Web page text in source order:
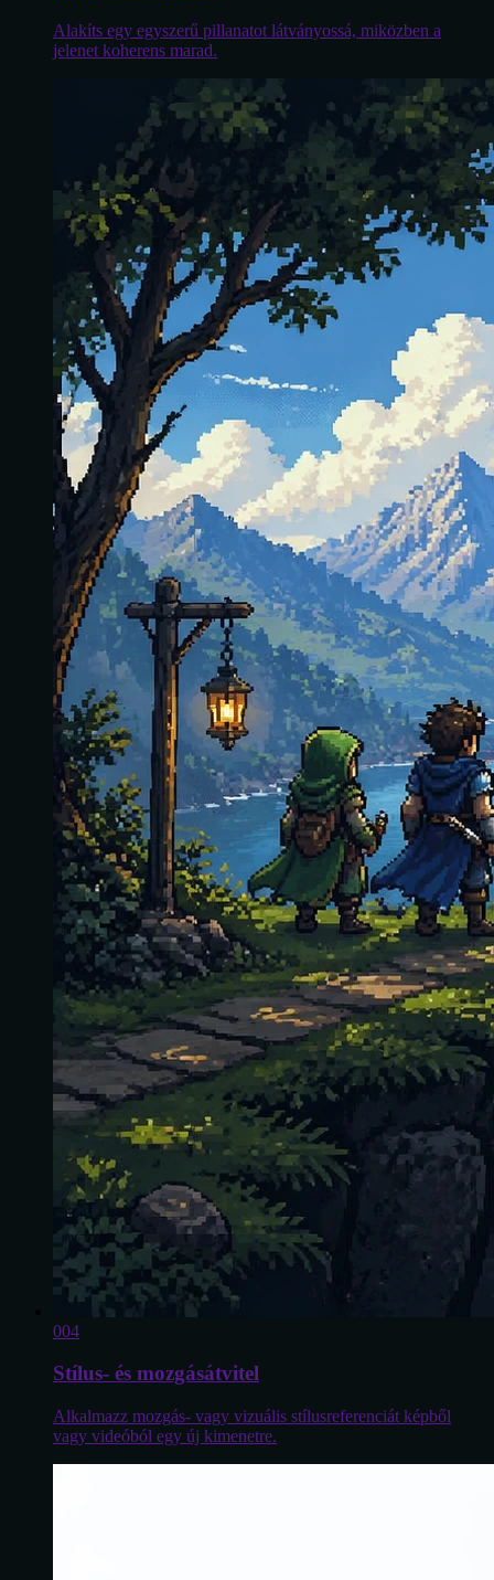
Alakíts egy egyszerű pillanatot látványossá, miközben a
jelenet koherens marad.
004
Stílus- és mozgásátvitel
Alkalmazz mozgás- vagy vizuális stílusreferenciát képből
vagy videóból egy új kimenetre.